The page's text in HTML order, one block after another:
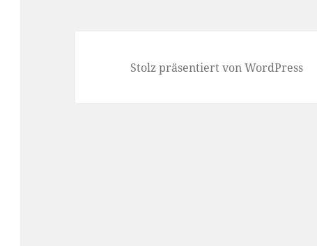
Stolz präsentiert von WordPress